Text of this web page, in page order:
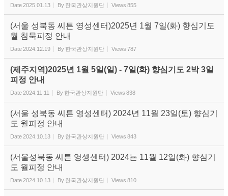
Date2025.01.13 By 한국관상지원단 Views 855
(서울 성북동 씨튼 영성센터)2025년 1월 7일(화) 향심기도
월 침묵피정 안내
Date2024.12.19 By 한국관상지원단 Views 787
(제주지역)2025년 1월 5일(일) - 7일(화) 향심기도 2박 3일
피정 안내
Date2024.11.11 By 한국관상지원단 Views 838
(서울 성북동 씨튼 영성센터) 2024년 11월 23일(토) 향심기
도 월피정 안내
Date2024.10.13 By 한국관상지원단 Views 843
(서울성북동 씨튼 영셍센터) 2024뇬 11월 12일(화) 향심기
도 월피정 안내
Date2024.10.13 By 한국관상지원단 Views 810